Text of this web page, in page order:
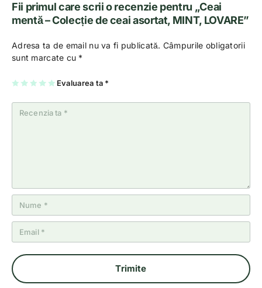
Fii primul care scrii o recenzie pentru „Ceai
mentă – Colecție de ceai asortat, MINT, LOVARE”
Adresa ta de email nu va fi publicată. Câmpurile obligatorii
sunt marcate cu *
Evaluarea ta *
U
n
2
5
st
el
3
5
st
el
4
5
st
el
5
5
st
el